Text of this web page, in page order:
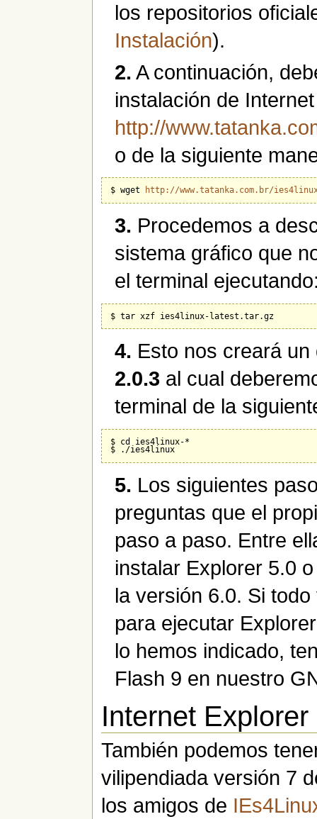
los repositorios
Instalación).
2. A continuación,
instalación de
http://
o de la siguiente
$ wget http://www.tatanka.com.br/
3. Procedemos a
sistema gráfico que
el terminal
4. Esto nos creará
2.0.3 al cual
terminal de la
$ cd ies4linux-*
5. Los siguientes
preguntas que el
paso a paso. Entre
instalar Explorer 5.0
la versión 6.0. Si
para ejecutar
lo hemos indicado,
Flash 9 en nuestro
Internet Explorer
También podemos
vilipendiada versión 7
los amigos de